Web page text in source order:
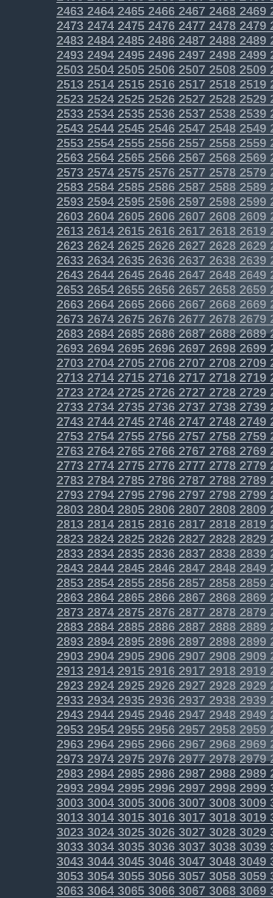
2463246424652466246724682469
2473247424752476247724782479
2483248424852486248724882489
2493249424952496249724982499
2503250425052506250725082509
2513251425152516251725182519
2523252425252526252725282529
2533253425352536253725382539
2543254425452546254725482549
2553255425552556255725582559
25632564256525662567 25682569
25732574257525762577 25782579
25832584258525862587 25882589
2593259425952596259725982599
2603260426052606260726082609
26132614261526162617 26182619
26232624262526262627 26282629
26332634263526362637 26382639
26432644264526462647 26482649
26532654265526562657 26582659
26632664266526662667 26682669
26732674267526762677 26782679
2683268426852686268726882689
2693269426952696269726982699
2703270427052706270727082709
2713271427152716271727182719
2723272427252726272727282729
2733273427352736273727382739
2743274427452746274727482749
2753275427552756275727582759
2763276427652766276727682769
2773277427752776277727782779
2783278427852786278727882789
2793279427952796279727982799
2803280428052806280728082809
2813281428152816281728182819
2823282428252826282728282829
2833283428352836283728382839
2843284428452846284728482849
28532854285528562857 28582859
28632864286528662867 28682869
28732874287528762877 28782879
2883288428852886288728882889
2893289428952896289728982899
2903290429052906290729082909
29132914291529162917 29182919
29232924292529262927 29282929
29332934293529362937 29382939
29432944294529462947 29482949
29532954295529562957 29582959
29632964296529662967 29682969
2973297429752976297729782979
2983298429852986298729882989
2993299429952996299729982999
3003300430053006300730083009
3013301430153016301730183019
3023302430253026302730283029
3033303430353036303730383039
3043304430453046304730483049
3053305430553056305730583059
3063306430653066306730683069